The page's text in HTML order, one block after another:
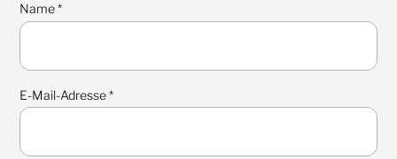
Name*
E-Mail-Adresse*